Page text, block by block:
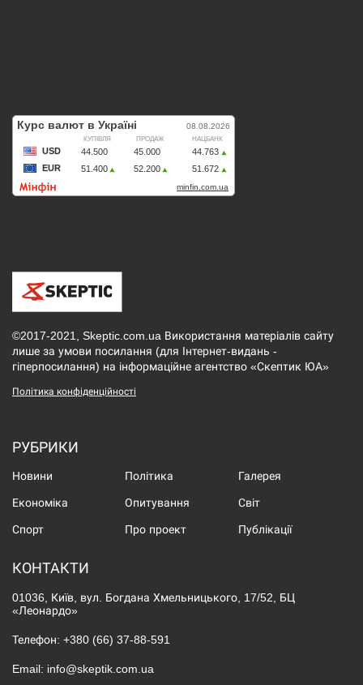
©2017-2021, Skeptic.com.ua Використання матеріалів сайту
лише за умови посилання (для Інтернет-видань -
гіперпосилання) на інформаційне агентство «Скептик ЮА»
Політика конфіденційності
РУБРИКИ
Новини Політика Галерея
Економіка Опитування Світ
Спорт Про проект Публікації
КОНТАКТИ
01036, Київ, вул. Богдана Хмельницького, 17/52, БЦ
«Леонардо»
Телефон: +380 (66) 37-88-591
Email: info@skeptik.com.ua